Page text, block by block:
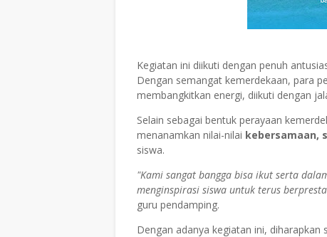
Kegiatan ini diikuti dengan penuh
Dengan semangat kemerdekaan, para
membangkitkan energi, diikuti dengan
Selain sebagai bentuk perayaan
menanamkan nilai-nilai kebersamaan,
siswa.
"Kami sangat bangga bisa ikut serta
menginspirasi siswa untuk terus
guru pendamping.
Dengan adanya kegiatan ini, diharapkan